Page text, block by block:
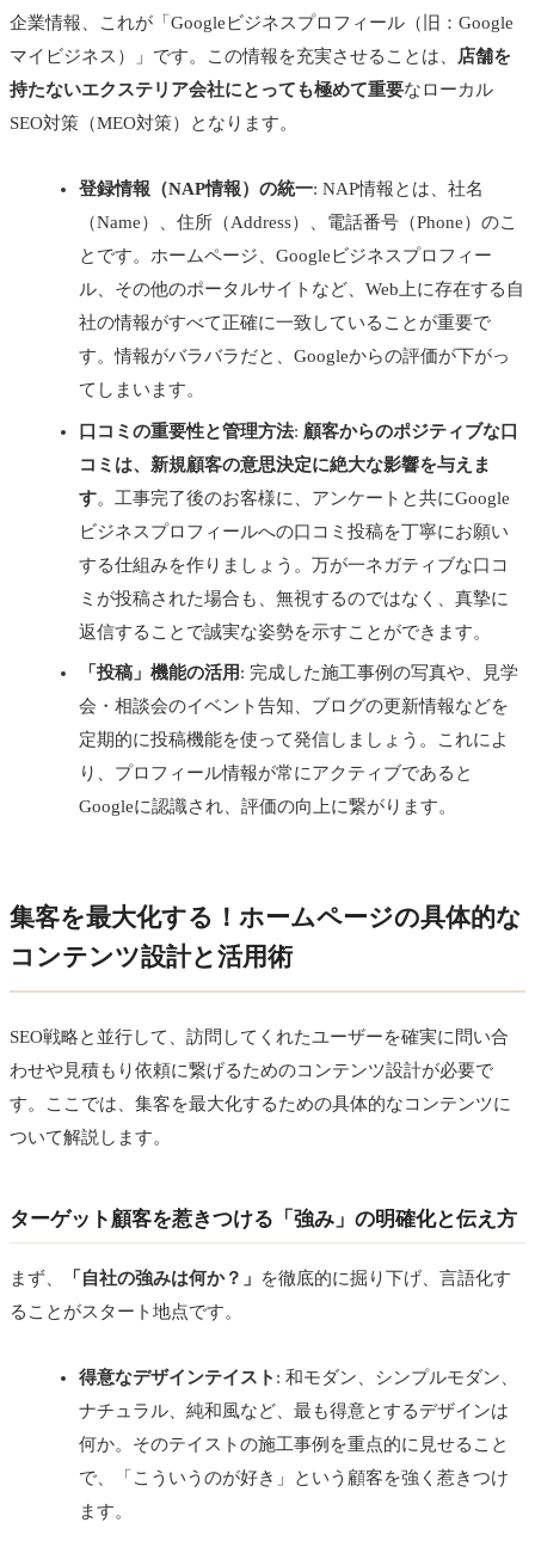
企業情報、これが「Googleビジネスプロフィール（旧：Google
マイビジネス）」です。この情報を充実させることは、
店舗を
持たないエクステリア会社にとっても極めて重要なローカル
SEO対策（MEO対策）となります。
登録情報（NAP情報）の統一: NAP情報とは、社名
（Name）、住所（Address）、電話番号（Phone）のこ
とです。ホームページ、Googleビジネスプロフィー
ル、その他のポータルサイトなど、Web上に存在する自
社の情報がすべて正確に一致していることが重要で
す。情報がバラバラだと、Googleからの評価が下がっ
てしまいます。
口コミの重要性と管理方法: 顧客からのポジティブな口
コミは、新規顧客の意思決定に絶大な影響を与えま
す。工事完了後のお客様に、アンケートと共にGoogle
ビジネスプロフィールへの口コミ投稿を丁寧にお願い
する仕組みを作りましょう。万が一ネガティブな口コ
ミが投稿された場合も、無視するのではなく、真摯に
返信することで誠実な姿勢を示すことができます。
「投稿」機能の活用: 完成した施工事例の写真や、見学
会・相談会のイベント告知、ブログの更新情報などを
定期的に投稿機能を使って発信しましょう。これによ
り、プロフィール情報が常にアクティブであると
Googleに認識され、評価の向上に繋がります。
集客を最大化する！ホームページの具体的な
コンテンツ設計と活用術
SEO戦略と並行して、訪問してくれたユーザーを確実に問い合
わせや見積もり依頼に繋げるためのコンテンツ設計が必要で
す。ここでは、集客を最大化するための具体的なコンテンツに
ついて解説します。
ターゲット顧客を惹きつける「強み」の明確化と伝え方
まず、 「自社の強みは何か？」
を徹底的に掘り下げ、言語化す
ることがスタート地点です。
得意なデザインテイスト : 和モダン、シンプルモダン、
ナチュラル、純和風など、最も得意とするデザインは
何か。そのテイストの施工事例を重点的に見せること
で、「こういうのが好き」という顧客を強く惹きつけ
ます。